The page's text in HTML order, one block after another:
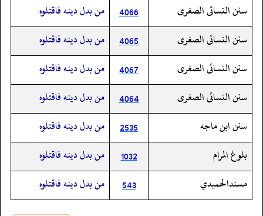
سنن النسائى الصغرى
4066
من بدل دينه فاقتلوه
سنن النسائى الصغرى
4065
من بدل دينه فاقتلوه
سنن النسائى الصغرى
4067
من بدل دينه فاقتلوه
سنن النسائى الصغرى
4064
من بدل دينه فاقتلوه
سنن ابن ماجه
2535
من بدل دينه فاقتلوه
بلوغ المرام
1032
من بدل دينه فاقتلوه
مسندالحميدي
543 من بدل دينه فاقتلوه